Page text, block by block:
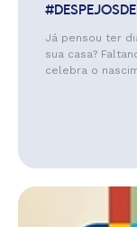
Já pensou ter
sua casa?
celebra o